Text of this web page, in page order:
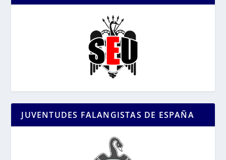
JUVENTUDES FALANGISTAS DE ESPAÑA